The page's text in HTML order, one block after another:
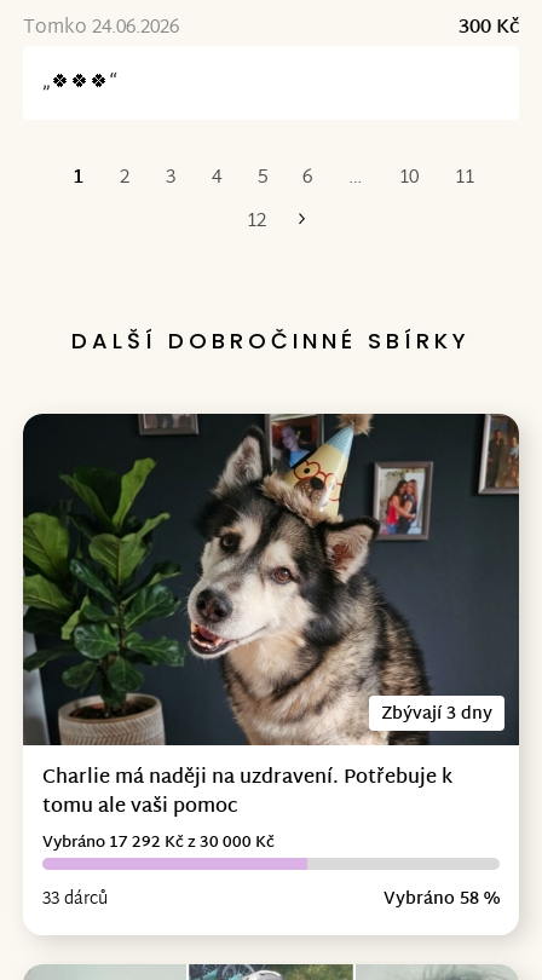
Tomko 24.06.2026
300 Kč
„🍀🍀🍀“
1 2 3 4 5 6 … 10
11
12
Poslední
DALŠÍ DOBROČINNÉ SBÍRKY
Zbývají 3 dny
Charlie má naději na uzdravení. Potřebuje k
tomu ale vaši pomoc
33 dárců Vybráno 58 %
Vybráno 17 292 Kč z 30 000 Kč